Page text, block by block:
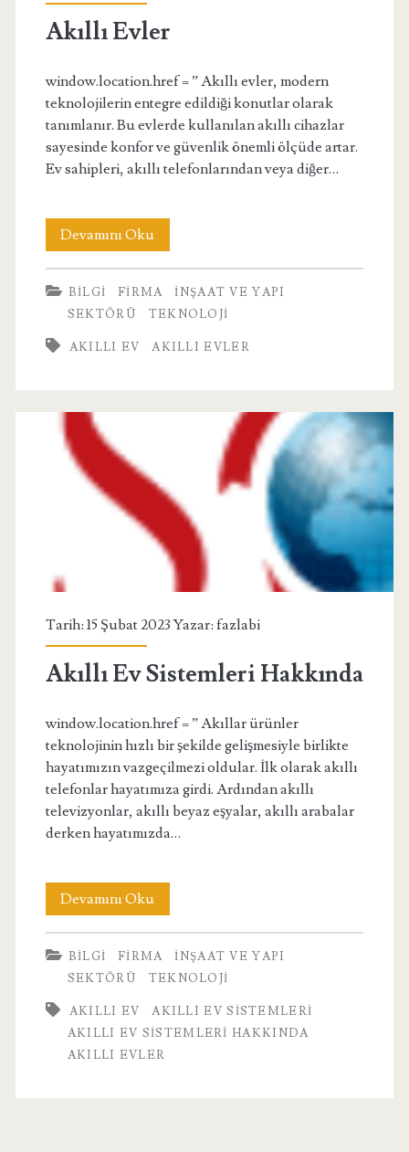
Akıllı Evler
window.location.href = ” Akıllı evler, modern
teknolojilerin entegre edildiği konutlar olarak
tanımlanır. Bu evlerde kullanılan akıllı cihazlar
sayesinde konfor ve güvenlik önemli ölçüde artar.
Ev sahipleri, akıllı telefonlarından veya diğer…
Devamını OkuAkıllı
Evler
BILGI FIRMA
İNŞAAT VE YAPI
SEKTÖRÜ
TEKNOLOJI
AKILLI EV AKILLI EVLER
Tarih: 15 Şubat 2023 Yazar: fazlabi
Akıllı Ev Sistemleri Hakkında
window.location.href = ” Akıllar ürünler
teknolojinin hızlı bir şekilde gelişmesiyle birlikte
hayatımızın vazgeçilmezi oldular. İlk olarak akıllı
telefonlar hayatımıza girdi. Ardından akıllı
televizyonlar, akıllı beyaz eşyalar, akıllı arabalar
derken hayatımızda…
Devamını OkuAkıllı
Ev
Sistemleri
BILGI FIRMA
İNŞAAT VE YAPI
SEKTÖRÜ
TEKNOLOJI
AKILLI EV
AKILLI EV SISTEMLERI
AKILLI EV SISTEMLERI HAKKINDA
AKILLI EVLER